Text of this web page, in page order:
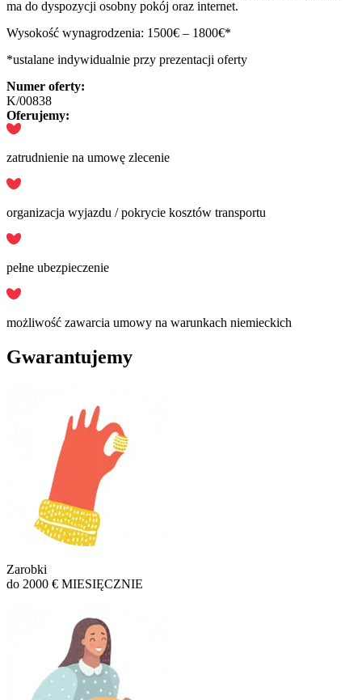
ma do dyspozycji osobny pokój oraz internet.
Wysokość wynagrodzenia: 1500€ – 1800€*
*ustalane indywidualnie przy prezentacji oferty
Numer oferty:
K/00838
Oferujemy:
zatrudnienie na umowę zlecenie
organizacja wyjazdu / pokrycie kosztów transportu
pełne ubezpieczenie
możliwość zawarcia umowy na warunkach niemieckich
Gwarantujemy
Zarobki
do 2000 € MIESIĘCZNIE